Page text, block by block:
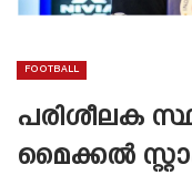
FOOTBALL
പരിശീലക
മൈക്കൽ